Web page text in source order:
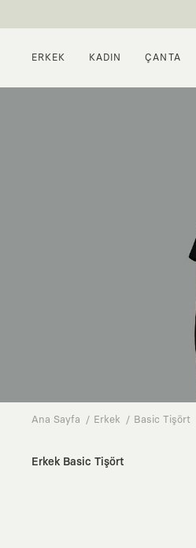
ERKEK KADIN ÇANTA
Ana Sayfa Erkek Basic Tişört
Erkek Basic Tişört